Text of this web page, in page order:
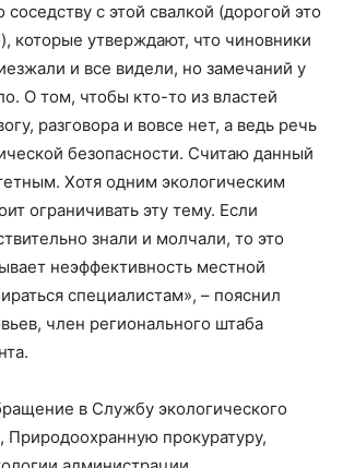
с этой свалкой (дорогой это
которые утверждают, что чиновники
и все видели, но замечаний у
О том, чтобы кто-то из властей
разговора и вовсе нет, а ведь речь
безопасности. Считаю данный
Хотя одним экологическим
ограничивать эту тему. Если
знали и молчали, то это
неэффективность местной
специалистам», – пояснил
член регионального штаба
в Службу экологического
прокуратуру,